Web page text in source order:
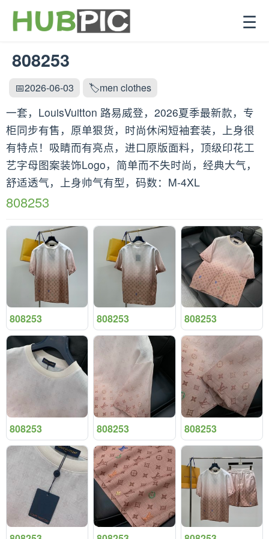
☰
808253
📅2026-06-03 🏷️men clothes
一套，LouisVuitton 路易威登，2026夏季最新款，专
柜同步有售，原单狠货，时尚休闲短袖套装，上身很
有特点！吸睛而有亮点，进口原版面料，顶级印花工
艺字母图案装饰Logo，简单而不失时尚，经典大气，
舒适透气，上身帅气有型，码数：M-4XL
808253
808253 808253 808253
808253 808253 808253